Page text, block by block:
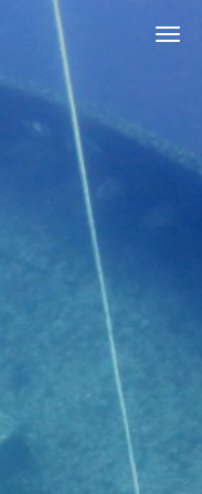
Sempre activades
per recopilar
els nostres serveis.